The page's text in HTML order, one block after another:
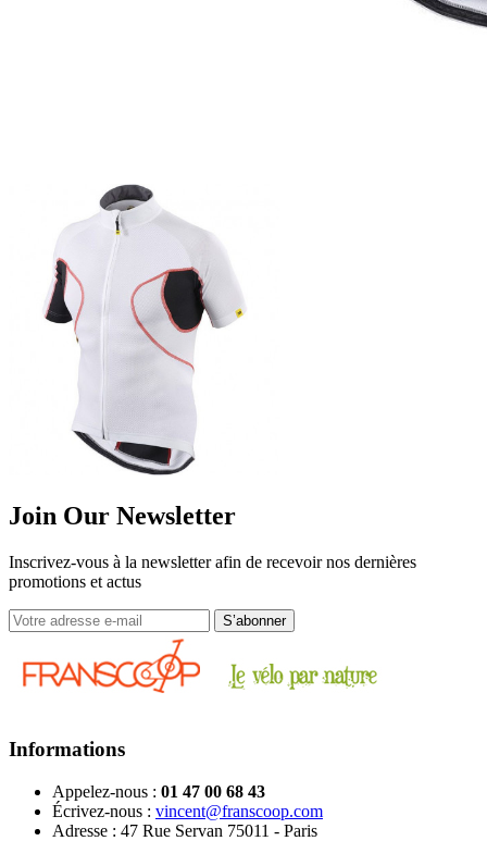
Join Our Newsletter
Inscrivez-vous à la newsletter afin de recevoir nos dernières
promotions et actus
Informations
Appelez-nous : 01 47 00 68 43
Écrivez-nous : vincent@franscoop.com
Adresse : 47 Rue Servan 75011 - Paris